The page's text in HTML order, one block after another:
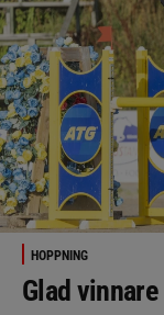
HOPPNING
Glad